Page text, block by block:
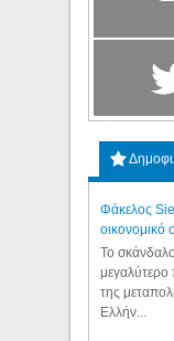
Φάκελος
οικονομικό
Το
μεγαλύτερο
της
Ελλήν...